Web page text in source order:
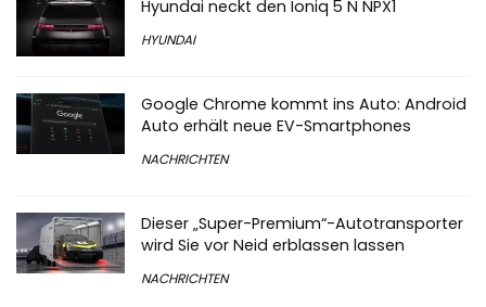
Hyundai neckt den Ioniq 5 N NPX1
HYUNDAI
Google Chrome kommt ins Auto: Android
Auto erhält neue EV-Smartphones
NACHRICHTEN
Dieser „Super-Premium“-Autotransporter
wird Sie vor Neid erblassen lassen
NACHRICHTEN